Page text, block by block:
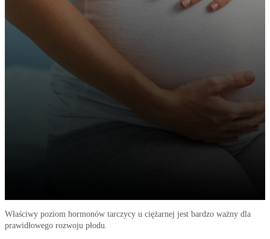
Właściwy poziom hormonów tarczycy u ciężarnej jest bardzo ważny dla
prawidłowego rozwoju płodu.